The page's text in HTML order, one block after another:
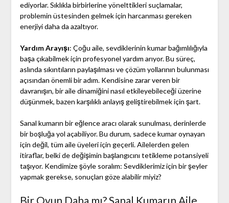
ediyorlar. Sıklıkla birbirlerine yönelttikleri suçlamalar,
problemin üstesinden gelmek için harcanması gereken
enerjiyi daha da azaltıyor.
Yardım Arayışı: Çoğu aile, sevdiklerinin kumar bağımlılığıyla
başa çıkabilmek için profesyonel yardım arıyor. Bu süreç,
aslında sıkıntıların paylaşılması ve çözüm yollarının bulunması
açısından önemli bir adım. Kendisine zarar veren bir
davranışın, bir aile dinamiğini nasıl etkileyebileceği üzerine
düşünmek, bazen karşılıklı anlayış geliştirebilmek için şart.
Sanal kumarın bir eğlence aracı olarak sunulması, derinlerde
bir boşluğa yol açabiliyor. Bu durum, sadece kumar oynayan
için değil, tüm aile üyeleri için geçerli. Ailelerden gelen
itiraflar, belki de değişimin başlangıcını tetikleme potansiyeli
taşıyor. Kendimize şöyle soralım: Sevdiklerimiz için bir şeyler
yapmak gerekse, sonuçları göze alabilir miyiz?
Bir Oyun Daha mı? Sanal Kumarın Aile